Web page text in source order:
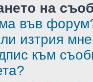
на
във
изтрия
към